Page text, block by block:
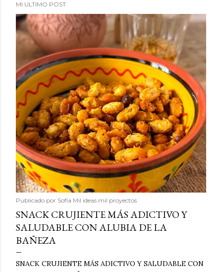
MI ULTIMO POST
Publicado por Sofía Mil ideas mil proyectos
SNACK CRUJIENTE MÁS ADICTIVO Y
SALUDABLE CON ALUBIA DE LA
BAÑEZA
SNACK CRUJIENTE MÁS ADICTIVO Y SALUDABLE CON